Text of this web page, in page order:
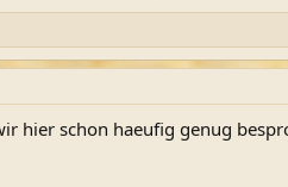
hier schon haeufig genug